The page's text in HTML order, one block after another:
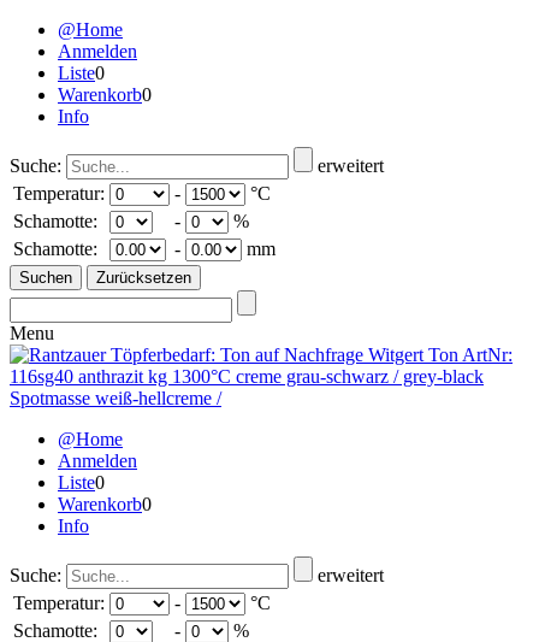
@Home
Anmelden
Liste0
Warenkorb0
Info
Suche:
erweitert
Temperatur:
-
°C
Schamotte:
-
%
Schamotte:
- mm
Menu
@Home
Anmelden
Liste0
Warenkorb0
Info
Suche:
erweitert
Temperatur:
-
°C
Schamotte:
-
%